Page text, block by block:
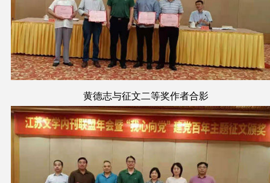
黄德志与征文二等奖作者合影